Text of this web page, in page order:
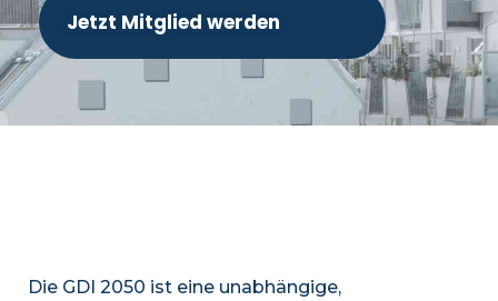
Jetzt Mitglied werden
Die GDI 2050 ist eine unabhängige,